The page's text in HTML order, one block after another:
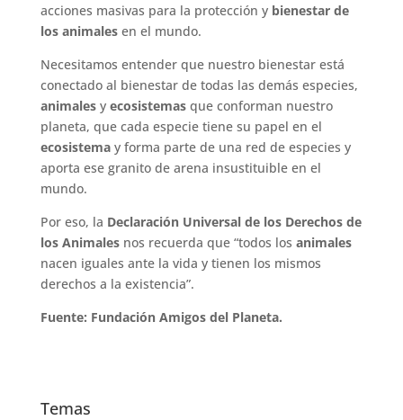
acciones masivas para la protección y bienestar de
los animalesen el mundo.
Necesitamos entender que nuestro bienestar está
conectado al bienestar de todas las demás especies,
animalesy ecosistemasque conforman nuestro
planeta, que cada especie tiene su papel en el
ecosistema y forma parte de una red de especies y
aporta ese granito de arena insustituible en el
mundo.
Por eso, la Declaración Universal de los Derechos de
los Animalesnos recuerda que “todos los animales
nacen iguales ante la vida y tienen los mismos
derechos a la existencia”.
Fuente: Fundación Amigos del Planeta.
Temas